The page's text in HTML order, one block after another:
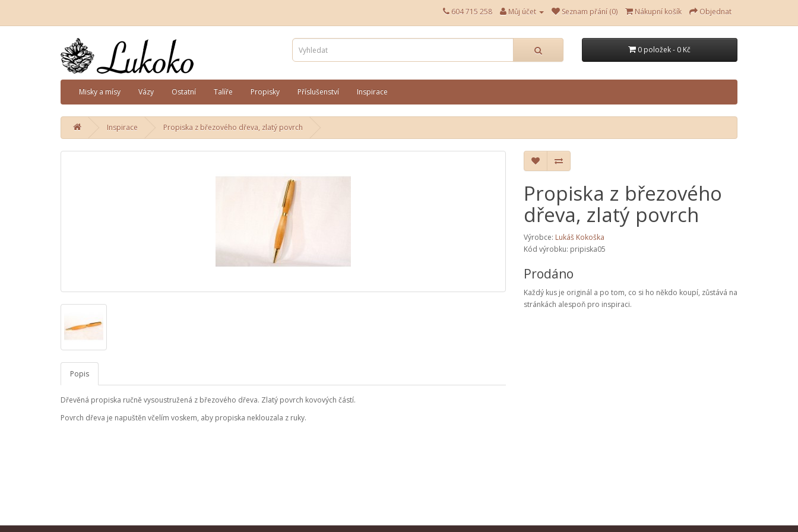
604 715 258 Můj účet Seznam přání (0) Nákupní košík Objednat
0 položek - 0 Kč
Misky a mísy Vázy Ostatní Talíře Propisky Příslušenství Inspirace
Inspirace Propiska z březového dřeva, zlatý povrch
Popis
Dřevěná propiska ručně vysoustružená z březového dřeva. Zlatý povrch kovových částí.
Povrch dřeva je napuštěn včelím voskem, aby propiska neklouzala z ruky.
Propiska z březového
dřeva, zlatý povrch
Výrobce: Lukáš Kokoška
Kód výrobku: pripiska05
Prodáno
Každý kus je originál a po tom, co si ho někdo koupí, zůstává na
stránkách alespoň pro inspiraci.